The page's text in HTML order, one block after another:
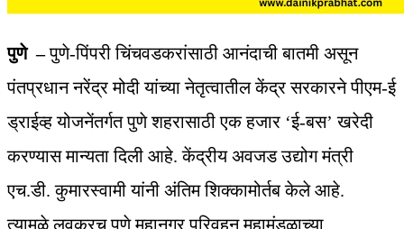
पुणे –पुणे-पिंपरी चिंचवडकरांसाठी आनंदाची बातमी असून
पंतप्रधान नरेंद्र मोदी यांच्या नेतृत्वातील केंद्र सरकारने पीएम-ई
ड्राईव्ह योजनेंतर्गत पुणे शहरासाठी एक हजार ‘ई-बस’ खरेदी
करण्यास मान्यता दिली आहे. केंद्रीय अवजड उद्योग मंत्री
एच.डी. कुमारस्वामी यांनी अंतिम शिक्कामोर्तब केले आहे.
त्यामुळे लवकरच पुणे महानगर परिवहन महामंडळाच्या